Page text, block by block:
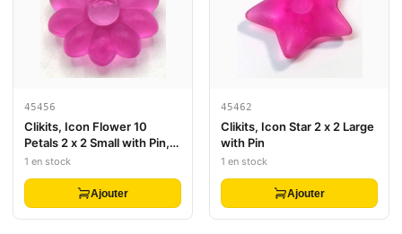
45456
Clikits, Icon Flower 10
Petals 2 x 2 Small with Pin,
Frosted (Solid and
1 en stock
Ajouter
45462
Clikits, Icon Star 2 x 2 Large
with Pin
1 en stock
Ajouter